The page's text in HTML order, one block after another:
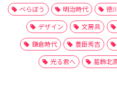
べらぼう
明治時代 徳
デザイン
文房具
鎌倉時代
豊臣秀吉
光る君へ
葛飾北